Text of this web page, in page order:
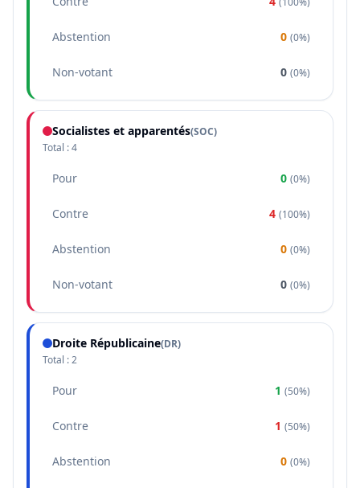
Abstention 0 (0%)
Non-votant 0 (0%)
Socialistes et apparentés(SOC)
Total :4
Pour 0 (0%)
Contre 4 (100%)
Abstention 0 (0%)
Non-votant 0 (0%)
Droite Républicaine(DR)
Total :2
Pour 1 (50%)
Contre 1 (50%)
Abstention 0 (0%)